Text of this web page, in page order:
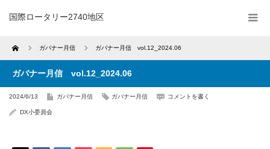
国際ロータリー2740地区
Home ガバナー月信 ガバナー月信 vol.12_2024.06
ガバナー月信 vol.12_2024.06
2024/6/13 ガバナー月信 ガバナー月信 コメントを書く
DX小委員会